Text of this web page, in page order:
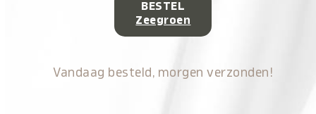
BESTEL
Zeegroen
Vandaag besteld, morgen verzonden!